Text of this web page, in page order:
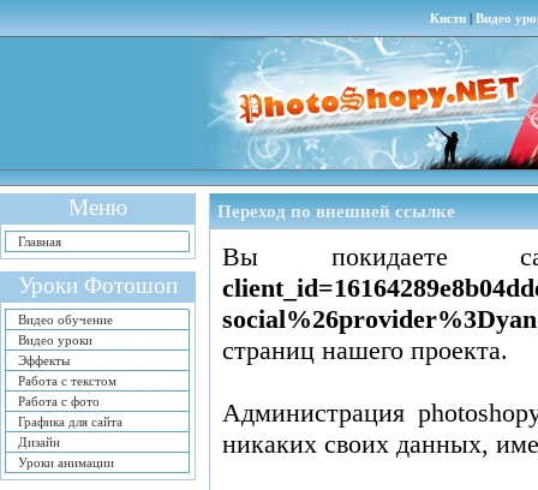
Кисти| Видео
Меню
Главная
Уроки Фотошоп
Видео обучение
Видео уроки
Эффекты
Работа с текстом
Работа с фото
Графика для сайта
Дизайн
Уроки анимации
Переход по внешней ссылке
Вы покидаете
страниц нашего проекта.
Администрация
никаких своих данных,